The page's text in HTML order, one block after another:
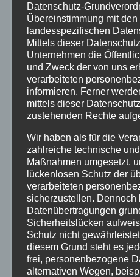
Hilfsorganisationen
Mayen-Koblenz
Neuwied
Polizei
Rettungsdienst
Rhein-Lahn
THW
Veranstaltungen
Datenschutz-
Übereinstimmung mit
landesspezifischen
Mittels dieser
Unternehmen die
und Zweck der von uns
verarbeiteten
informieren. Ferner
mittels dieser
zustehenden Rechte
Wir haben als für die
zahlreiche technische
Maßnahmen umgesetzt,
lückenlosen Schutz der
verarbeiteten
sicherzustellen. Dennoch
Datenübertragungen
Sicherheitslücken
Schutz nicht
diesem Grund steht es
frei, personenbezogene
alternativen Wegen,